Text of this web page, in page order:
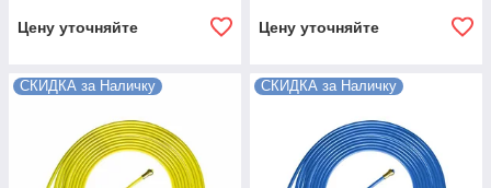
Цену уточняйте Цену уточняйте
СКИДКА за Наличку СКИДКА за Наличку